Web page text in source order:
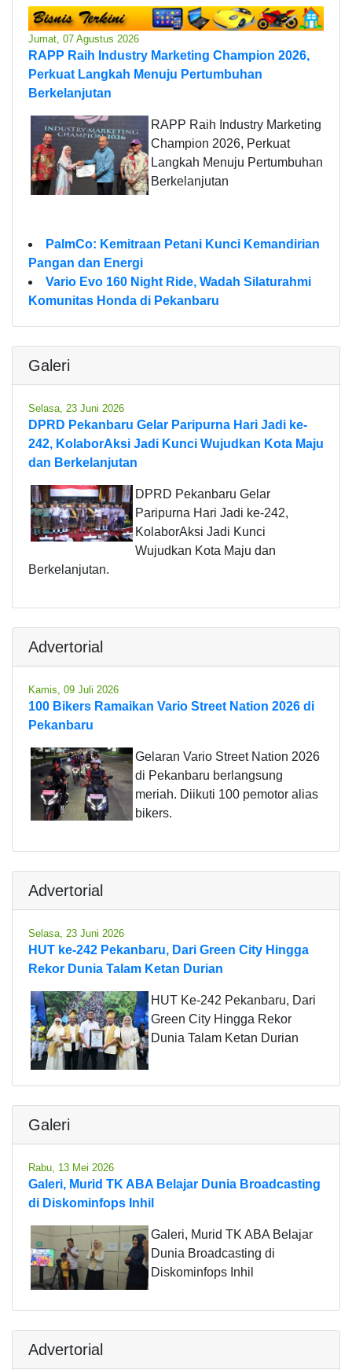
Jumat, 07 Agustus 2026
RAPP Raih Industry Marketing Champion 2026,
Perkuat Langkah Menuju Pertumbuhan
Berkelanjutan
RAPP Raih Industry Marketing
Champion 2026, Perkuat
Langkah Menuju Pertumbuhan
Berkelanjutan
PalmCo: Kemitraan Petani Kunci Kemandirian
Pangan dan Energi
Vario Evo 160 Night Ride, Wadah Silaturahmi
Komunitas Honda di Pekanbaru
Galeri
Selasa, 23 Juni 2026
DPRD Pekanbaru Gelar Paripurna Hari Jadi ke-
242, KolaborAksi Jadi Kunci Wujudkan Kota Maju
dan Berkelanjutan
DPRD Pekanbaru Gelar
Paripurna Hari Jadi ke-242,
KolaborAksi Jadi Kunci
Wujudkan Kota Maju dan
Berkelanjutan.
Advertorial
Kamis, 09 Juli 2026
100 Bikers Ramaikan Vario Street Nation 2026 di
Pekanbaru
Gelaran Vario Street Nation 2026
di Pekanbaru berlangsung
meriah. Diikuti 100 pemotor alias
bikers.
Advertorial
Selasa, 23 Juni 2026
HUT ke-242 Pekanbaru, Dari Green City Hingga
Rekor Dunia Talam Ketan Durian
HUT Ke-242 Pekanbaru, Dari
Green City Hingga Rekor
Dunia Talam Ketan Durian
Galeri
Rabu, 13 Mei 2026
Galeri, Murid TK ABA Belajar Dunia Broadcasting
di Diskominfops Inhil
Galeri, Murid TK ABA Belajar
Dunia Broadcasting di
Diskominfops Inhil
Advertorial